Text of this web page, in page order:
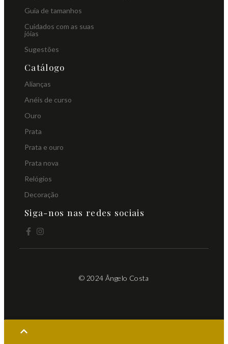
Guia de tamanhos
Cuidados com as suas
jóias
Sugestões
Catálogo
Alianças
Anéis de curso
Ouro
Prata
Prata e ouro
Prata nova
Relógios
Decoração
Siga-nos nas redes sociais
© 2024 Ângelo Costa